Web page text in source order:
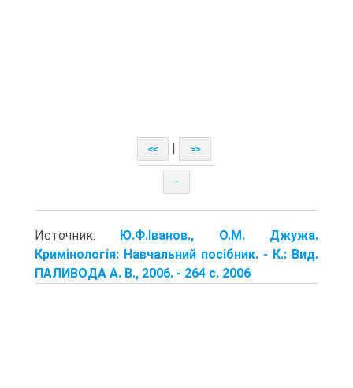
<< >>
↑
Источник: Ю.Ф.Іванов., О.М. Джужа.
Кримінологія: Навчальний посібник. - К.: Вид.
ПАЛИВОДА А. В., 2006. - 264 с. 2006